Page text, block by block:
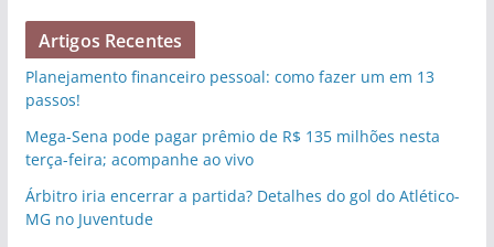
Artigos Recentes
Planejamento financeiro pessoal: como fazer um em 13
passos!
Mega-Sena pode pagar prêmio de R$ 135 milhões nesta
terça-feira; acompanhe ao vivo
Árbitro iria encerrar a partida? Detalhes do gol do Atlético-
MG no Juventude